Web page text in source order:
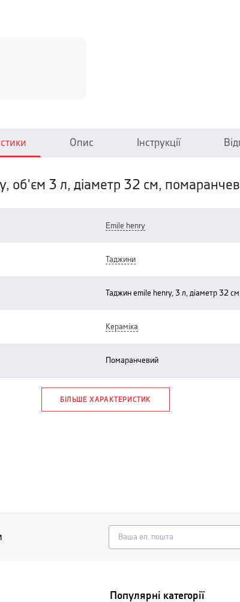
Опис Інструкції
об'єм 3 л, діаметр 32 см,
emile henry
таджини
таджин emile henry, 3 л, діаметр 32
кераміка
помаранчевий
БІЛЬШЕ ХАРАКТЕРИСТИК
Популярні категорії